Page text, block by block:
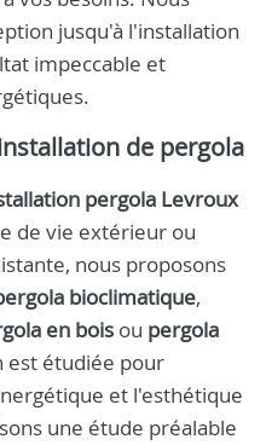
jusqu'à l'installation
impeccable et
de pergola
pergola Levroux
de vie extérieur ou
nous proposons
bioclimatique,
en bois ou pergola
est étudiée pour
et l'esthétique
une étude préalable